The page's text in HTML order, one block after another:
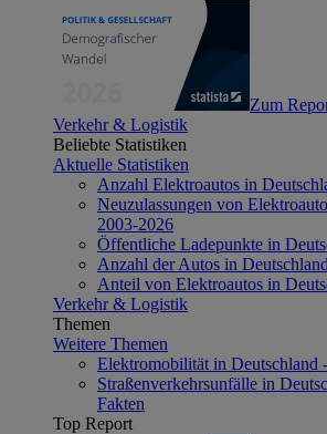
Zum
Verkehr & Logistik
Beliebte Statistiken
Aktuelle Statistiken
Anzahl Elektroautos in
Neuzulassungen von
2003-2026
Öffentliche Ladepunkte in
Anzahl der Autos in
Anteil von Elektroautos in
Verkehr & Logistik
Themen
Weitere Themen
Elektromobilität in Deutschland
Straßenverkehrsunfälle in
Fakten
Top Report